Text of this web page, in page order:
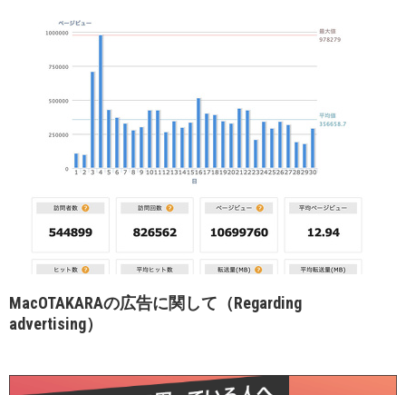
MacOTAKARAの広告に関して（Regarding
advertising）